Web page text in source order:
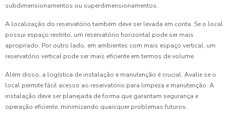
subdimensionamentos ou superdimensionamentos.
A localização do reservatório também deve ser levada em conta. Se o local
possui espaço restrito, um reservatório horizontal pode ser mais
apropriado. Por outro lado, em ambientes com mais espaço vertical, um
reservatório vertical pode ser mais eficiente em termos de volume.
Além disso, a logística de instalação e manutenção é crucial. Avalie se o
local permite fácil acesso ao reservatório para limpeza e manutenção. A
instalação deve ser planejada de forma que garantam segurança e
operação eficiente, minimizando quaisquer problemas futuros.